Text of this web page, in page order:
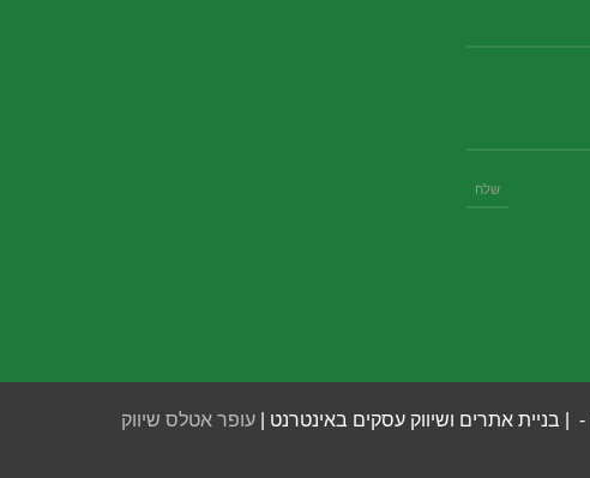
- | בניית אתרים ושיווק עסקים באינטרנט |עופר אטלס שיווק